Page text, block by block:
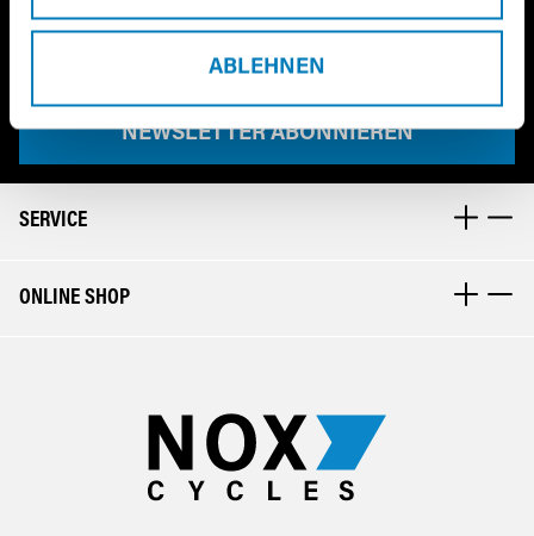
ABLEHNEN
NEWSLETTER ABONNIEREN
SERVICE
ONLINE SHOP